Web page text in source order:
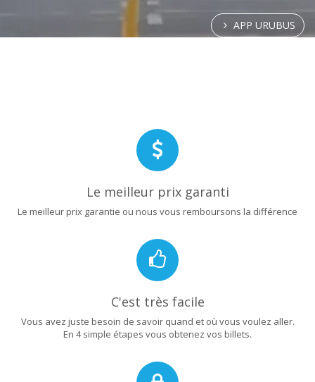
APP URUBUS
Le meilleur prix garanti
Le meilleur prix garantie ou nous vous remboursons la différence
C'est très facile
Vous avez juste besoin de savoir quand et où vous voulez aller.
En 4 simple étapes vous obtenez vos billets.